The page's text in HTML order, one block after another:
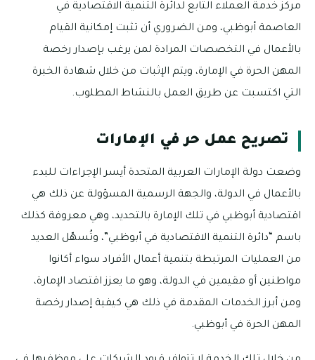
مركز خدمة العملاء التابع لدائرة التنمية الاقتصادية في
العاصمة أبوظبي، ومن الضروري أن تثبت إمكانية القيام
بالأعمال في التخصصات المرادة لمن يرغب بإصدار رخصة
المهن الحرة في الإمارة، ويتم الإثبات من خلال شهادة الخبرة
التي اكتسبت عن طريق العمل بالنشاط المطلوب.
تصريح عمل حر في الإمارات
وضعت دولة الإمارات العربية المتحدة أيسر الإجراءات للبدء
بالأعمال في الدولة، والجهة الرسمية المسؤولة عن ذلك هي
اقتصادية أبوظبي في تلك الإمارة بالتحديد، وهي معروفة كذلك
باسم “دائرة التنمية الاقتصادية في أبوظبي”، وتُسهّل العديد
من العمليات المرتبطة بتنمية أعمال الأفراد سواء أكانوا
مواطنين أو مقيمين في الدولة، وهو ما يعزز اقتصاد الإمارة،
ومن أبرز الخدمات المقدمة في ذلك هي كيفية إصدار رخصة
المهن الحرة في أبوظبي.